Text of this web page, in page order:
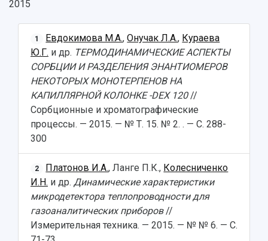
2015
1 Евдокимова М.А.,Онучак Л.А., Кураева
Ю.Г. и др. ТЕРМОДИНАМИЧЕСКИЕ АСПЕКТЫ
СОРБЦИИ И РАЗДЕЛЕНИЯ ЭНАНТИОМЕРОВ
НЕКОТОРЫХ МОНОТЕРПЕНОВ НА
КАПИЛЛЯРНОЙ КОЛОНКЕ -DEX 120//
Сорбционные и хроматографические
процессы. — 2015. — № Т. 15. № 2. . — С. 288-
300
2 Платонов И.А., Ланге П.К., Колесниченко
И.Н. и др. Динамические характеристики
микродетектора теплопроводности для
газоаналитических приборов//
Измерительная техника. — 2015. — № № 6. — С.